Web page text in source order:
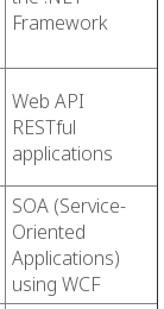
Framework
Web API
RESTful
applications
SOA (Service-
Oriented
Applications)
using WCF